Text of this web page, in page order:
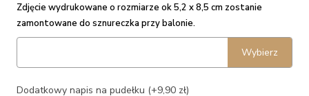
Zdjęcie wydrukowane o rozmiarze ok 5,2 x 8,5 cm zostanie
zamontowane do sznureczka przy balonie.
Wybierz
Dodatkowy napis na pudełku (+9,90 zł)